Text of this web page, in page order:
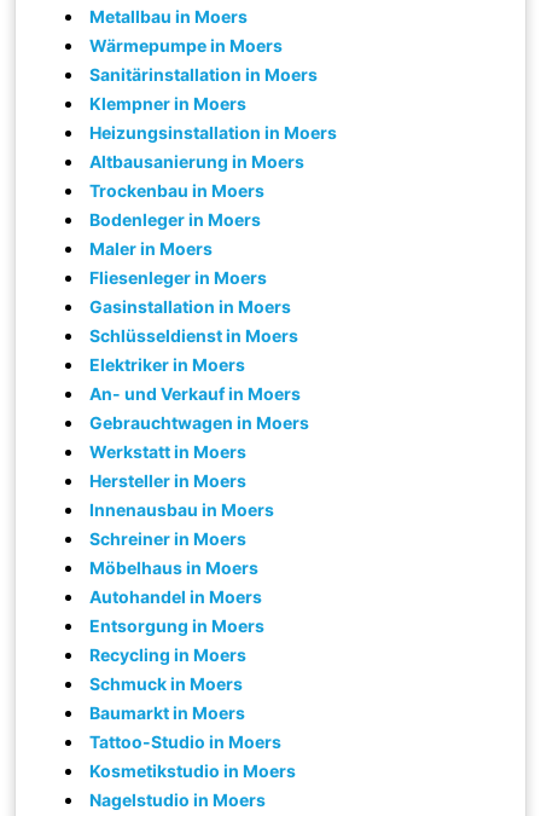
Metallbau in Moers
Wärmepumpe in Moers
Sanitärinstallation in Moers
Klempner in Moers
Heizungsinstallation in Moers
Altbausanierung in Moers
Trockenbau in Moers
Bodenleger in Moers
Maler in Moers
Fliesenleger in Moers
Gasinstallation in Moers
Schlüsseldienst in Moers
Elektriker in Moers
An- und Verkauf in Moers
Gebrauchtwagen in Moers
Werkstatt in Moers
Hersteller in Moers
Innenausbau in Moers
Schreiner in Moers
Möbelhaus in Moers
Autohandel in Moers
Entsorgung in Moers
Recycling in Moers
Schmuck in Moers
Baumarkt in Moers
Tattoo-Studio in Moers
Kosmetikstudio in Moers
Nagelstudio in Moers